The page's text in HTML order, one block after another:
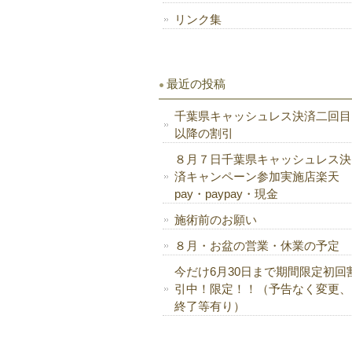
リンク集
最近の投稿
千葉県キャッシュレス決済二回目
以降の割引
８月７日千葉県キャッシュレス決
済キャンペーン参加実施店楽天
pay・paypay・現金
施術前のお願い
８月・お盆の営業・休業の予定
今だけ6月30日まで期間限定初回
引中！限定！！（予告なく変更、
終了等有り）